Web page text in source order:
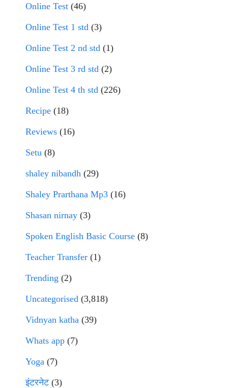
Online Test (46)
Online Test 1 std (3)
Online Test 2 nd std (1)
Online Test 3 rd std (2)
Online Test 4 th std (226)
Recipe (18)
Reviews (16)
Setu (8)
shaley nibandh (29)
Shaley Prarthana Mp3 (16)
Shasan nirnay (3)
Spoken English Basic Course (8)
Teacher Transfer (1)
Trending (2)
Uncategorised (3,818)
Vidnyan katha (39)
Whats app (7)
Yoga (7)
इंटरनेट(3)